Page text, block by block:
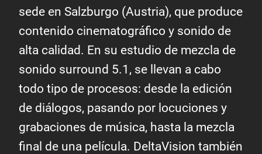
sede en Salzburgo (Austria), que produce
contenido cinematográfico y sonido de
alta calidad. En su estudio de mezcla de
sonido surround 5.1, se llevan a cabo
todo tipo de procesos: desde la edición
de diálogos, pasando por locuciones y
grabaciones de música, hasta la mezcla
final de una película. DeltaVision también